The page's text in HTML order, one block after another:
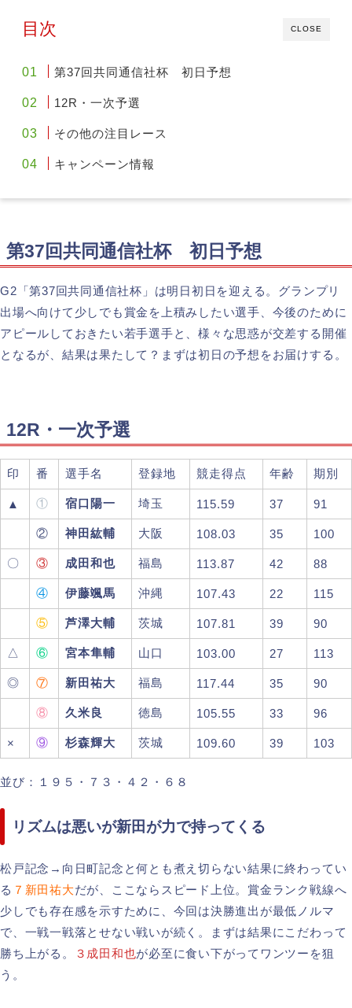
CLOSE
目次
第37回共同通信社杯 初日予想
12R・一次予選
その他の注目レース
キャンペーン情報
第37回共同通信社杯 初日予想
G2「第37回共同通信社杯」は明日初日を迎える。グランプリ
出場へ向けて少しでも賞金を上積みしたい選手、今後のために
アピールしておきたい若手選手と、様々な思惑が交差する開催
となるが、結果は果たして？まずは初日の予想をお届けする。
12R・一次予選
印 番 選手名 登録地 競走得点 年齢 期別
▲ ① 宿口陽一 埼玉 115.59 37 91
② 神田紘輔 大阪 108.03 35 100
〇 ③ 成田和也 福島 113.87 42 88
④ 伊藤颯馬 沖縄 107.43 22 115
⑤ 芦澤大輔 茨城 107.81 39 90
△ ⑥ 宮本隼輔 山口 103.00 27 113
◎ ⑦ 新田祐大 福島 117.44 35 90
⑧ 久米良 徳島 105.55 33 96
× ⑨ 杉森輝大 茨城 109.60 39 103
並び：１９５・７３・４２・６８
リズムは悪いが新田が力で持ってくる
松戸記念→向日町記念と何とも煮え切らない結果に終わってい
る ７新田祐大だが、ここならスピード上位。賞金ランク戦線へ
少しでも存在感を示すために、今回は決勝進出が最低ノルマ
で、一戦一戦落とせない戦いが続く。まずは結果にこだわって
勝ち上がる。
３成田和也が必至に食い下がってワンツーを狙
う。